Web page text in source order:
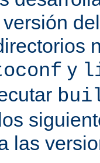
y
las